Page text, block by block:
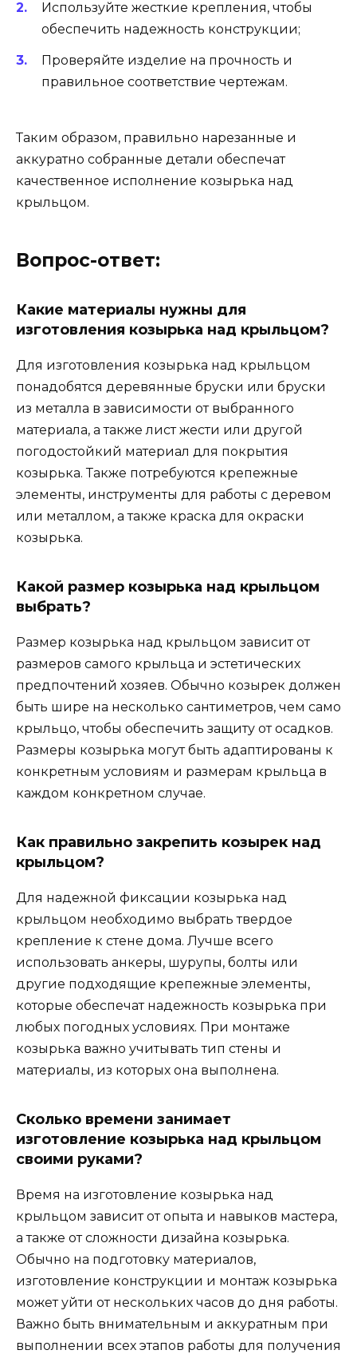
Используйте жесткие крепления, чтобы
обеспечить надежность конструкции;
Проверяйте изделие на прочность и
правильное соответствие чертежам.
Таким образом, правильно нарезанные и
аккуратно собранные детали обеспечат
качественное исполнение козырька над
крыльцом.
Вопрос-ответ:
Какие материалы нужны для
изготовления козырька над крыльцом?
Для изготовления козырька над крыльцом
понадобятся деревянные бруски или бруски
из металла в зависимости от выбранного
материала, а также лист жести или другой
погодостойкий материал для покрытия
козырька. Также потребуются крепежные
элементы, инструменты для работы с деревом
или металлом, а также краска для окраски
козырька.
Какой размер козырька над крыльцом
выбрать?
Размер козырька над крыльцом зависит от
размеров самого крыльца и эстетических
предпочтений хозяев. Обычно козырек должен
быть шире на несколько сантиметров, чем само
крыльцо, чтобы обеспечить защиту от осадков.
Размеры козырька могут быть адаптированы к
конкретным условиям и размерам крыльца в
каждом конкретном случае.
Как правильно закрепить козырек над
крыльцом?
Для надежной фиксации козырька над
крыльцом необходимо выбрать твердое
крепление к стене дома. Лучше всего
использовать анкеры, шурупы, болты или
другие подходящие крепежные элементы,
которые обеспечат надежность козырька при
любых погодных условиях. При монтаже
козырька важно учитывать тип стены и
материалы, из которых она выполнена.
Сколько времени занимает
изготовление козырька над крыльцом
своими руками?
Время на изготовление козырька над
крыльцом зависит от опыта и навыков мастера,
а также от сложности дизайна козырька.
Обычно на подготовку материалов,
изготовление конструкции и монтаж козырька
может уйти от нескольких часов до дня работы.
Важно быть внимательным и аккуратным при
выполнении всех этапов работы для получения